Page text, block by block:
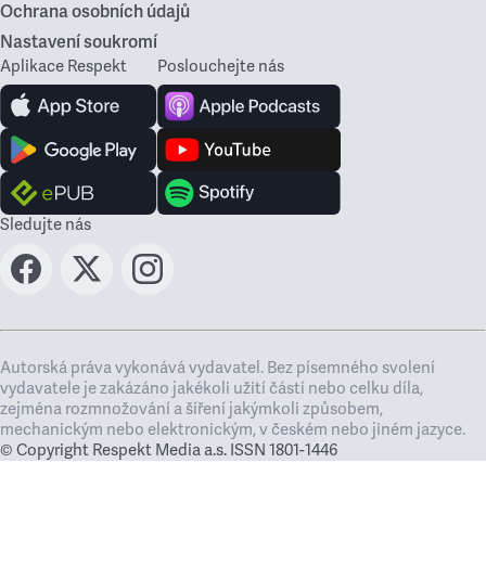
Ochrana osobních údajů
Nastavení soukromí
Aplikace Respekt Poslouchejte nás
Sledujte nás
Autorská práva vykonává vydavatel. Bez písemného svolení
vydavatele je zakázáno jakékoli užití částí nebo celku díla,
zejména rozmnožování a šíření jakýmkoli způsobem,
mechanickým nebo elektronickým, v českém nebo jiném jazyce.
© Copyright Respekt Media a.s. ISSN 1801-1446